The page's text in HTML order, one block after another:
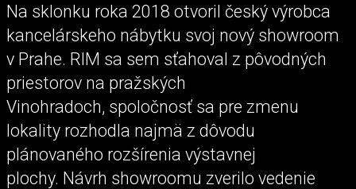
Na sklonku roka 2018 otvoril český výrobca
kancelárskeho nábytku svoj nový showroom
v Prahe. RIM sa sem sťahoval z pôvodných
priestorov na pražských
Vinohradoch, spoločnosť sa pre zmenu
lokality rozhodla najmä z dôvodu
plánovaného rozšírenia výstavnej
plochy. Návrh showroomu zverilo vedenie